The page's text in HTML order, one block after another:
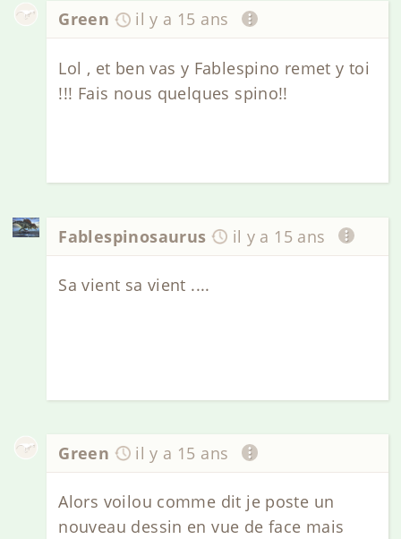
Green il y a 15 ans
Lol , et ben vas y Fablespino remet y toi
!!! Fais nous quelques spino!!
Fablespinosaurus il y a 15 ans
Sa vient sa vient ....
Green il y a 15 ans
Alors voilou comme dit je poste un
nouveau dessin en vue de face mais